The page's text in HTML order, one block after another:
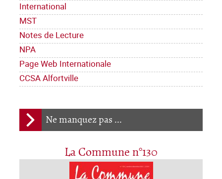
International
MST
Notes de Lecture
NPA
Page Web Internationale
CCSA Alfortville
Ne manquez pas ...
La Commune n°130